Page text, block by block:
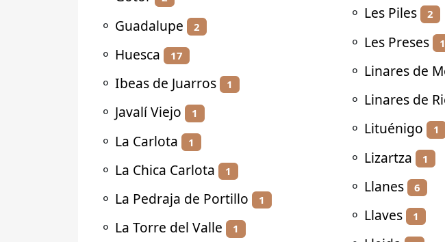
⚬ Guadalupe 2
⚬ Huesca 17
⚬ Ibeas de Juarros 1
⚬ Javalí Viejo 1
⚬ La Carlota 1
⚬ La Chica Carlota 1
⚬ La Pedraja de Portillo 1
⚬ La Torre del Valle 1
⚬ Les Piles 2
⚬ Les Preses 1
⚬ Linares de
⚬ Linares de
⚬ Lituénigo 1
⚬ Lizartza 1
⚬ Llanes 6
⚬ Llaves 1